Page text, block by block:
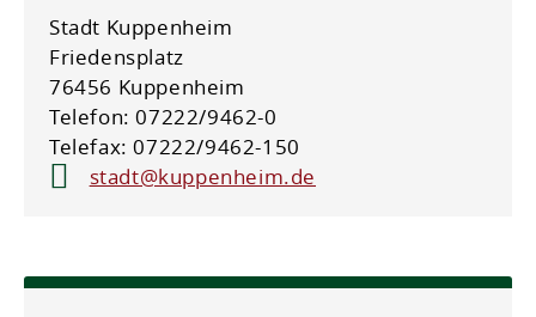
Stadt Kuppenheim
Friedensplatz
76456 Kuppenheim
Telefon: 07222/9462-0
Telefax: 07222/9462-150
stadt@kuppenheim.de